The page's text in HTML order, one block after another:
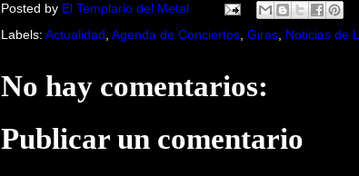
Posted by El Templario del Metal
Labels: Actualidad Agenda de Conciertos Giras Noticias de
No hay comentarios:
Publicar un comentario